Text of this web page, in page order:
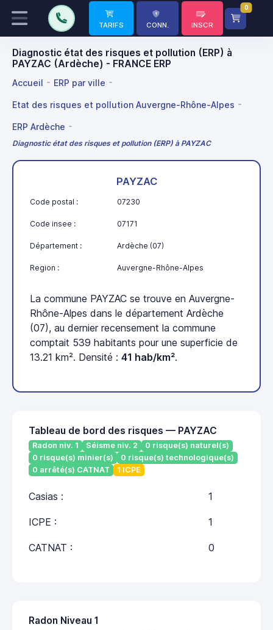
TARIFS CONN. INSCR
0
Diagnostic état des risques et pollution (ERP) à
PAYZAC (Ardèche) - FRANCE ERP
Accueil ERP par ville
Etat des risques et pollution Auvergne-Rhône-Alpes
ERP Ardèche
Diagnostic état des risques et pollution (ERP) à PAYZAC
PAYZAC
Code postal : 07230
Code insee : 07171
Département : Ardèche (07)
Region : Auvergne-Rhône-Alpes
La commune PAYZAC se trouve en Auvergne-
Rhône-Alpes dans le département Ardèche
(07), au dernier recensement la commune
comptait 539 habitants pour une superficie de
13.21 km². Densité : 41 hab/km².
Tableau de bord des risques — PAYZAC
Radon niv. 1 Séisme niv. 2
0 risque(s) naturel(s)
0 risque(s) minier(s)
0 risque(s) technologique(s)
0 arrêté(s) CATNAT
1 ICPE
Casias : 1
ICPE : 1
CATNAT : 0
Radon Niveau 1